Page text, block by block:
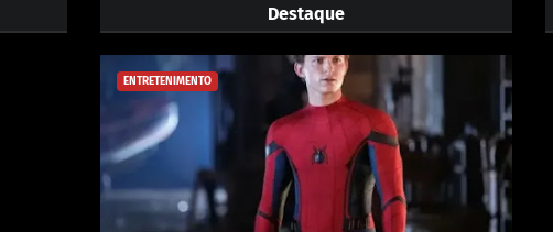
Destaque
ENTRETENIMENTO